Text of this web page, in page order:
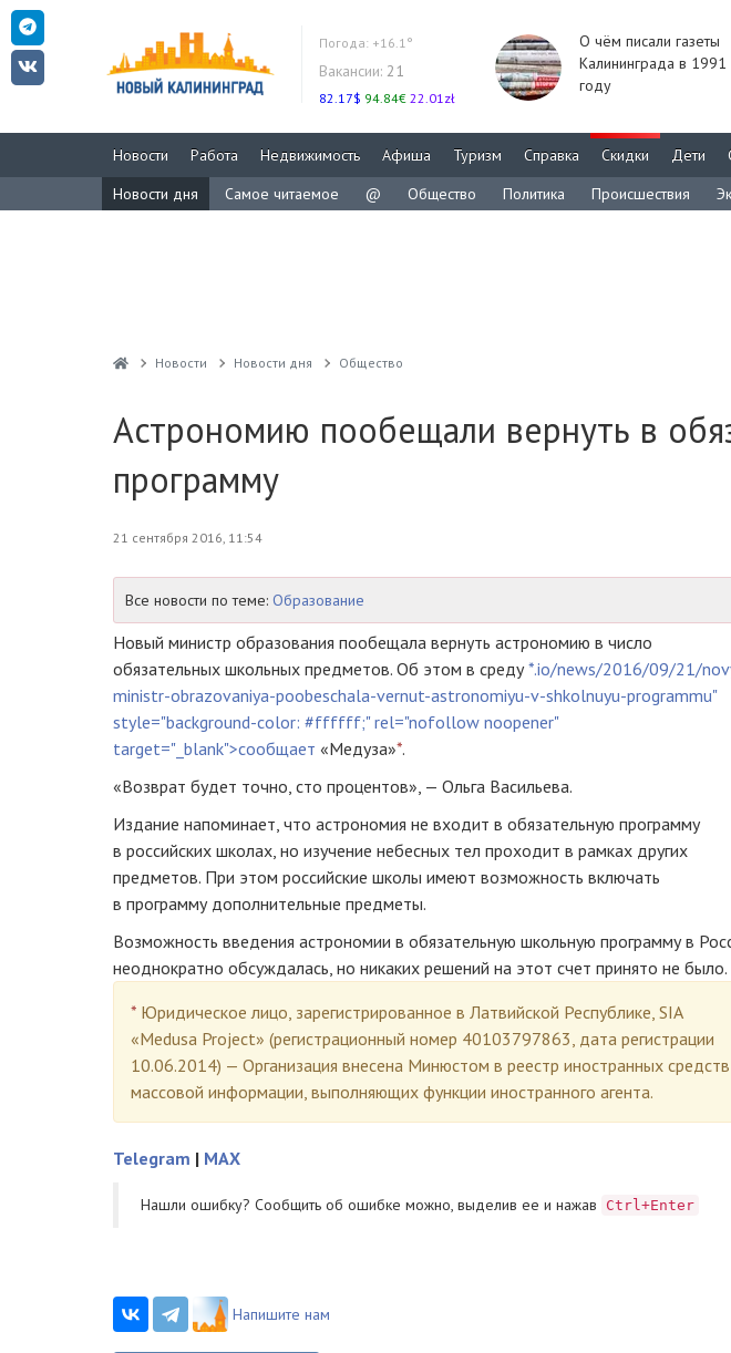
Погода: +16.1°
Вакансии: 21
82.17$ 94.84€ 22.01zł
О чём писали газеты
Калининграда в 1991
году
Новости Работа Недвижимость Афиша Туризм Справка Скидки Дети
Новости дня
Самое читаемое @ Общество Политика Происшествия
Новости Новости дня Общество
Астрономию пообещали вернуть в
программу
21 сентября 2016, 11:54
Все новости по теме: Образование
Новый министр образования пообещала вернуть астрономию в число
обязательных школьных предметов. Об этом в среду*.io/news/2016/09/21/
ministr-obrazovaniya-poobeschala-vernut-astronomiyu-v-shkolnuyu-programmu"
style="background-color: #ffffff;" rel="nofollow noopener"
target="_blank">сообщает «Медуза»*.
«Возврат будет точно, сто процентов», — Ольга Васильева.
Издание напоминает, что астрономия не входит в обязательную программу
в российских школах, но изучение небесных тел проходит в рамках других
предметов. При этом российские школы имеют возможность включать
в программу дополнительные предметы.
Возможность введения астрономии в обязательную школьную программу в
неоднократно обсуждалась, но никаких решений на этот счет принято не было.
* Юридическое лицо, зарегистрированное в Латвийской Республике, SIA
«Medusa Project» (регистрационный номер 40103797863, дата регистрации
10.06.2014) — Организация внесена Минюстом в реестр иностранных средств
массовой информации, выполняющих функции иностранного агента.
Telegram | MAX
Нашли ошибку? Cообщить об ошибке можно, выделив ее и нажав Ctrl+Enter
Напишите нам